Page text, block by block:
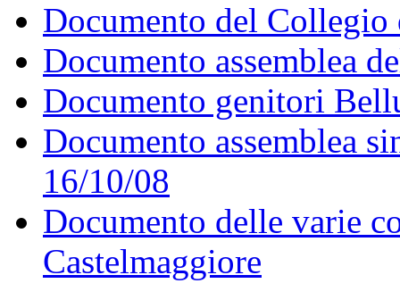
Documento del
Documento assemblea
Documento genitori
Documento assemblea
16/10/08
Documento delle varie
Castelmaggiore